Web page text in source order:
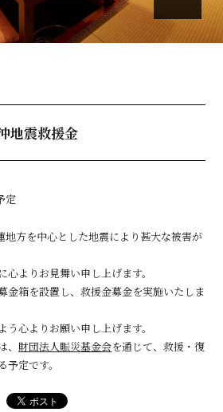
地震救援金
定
方を中心とした地震により甚大な被害が
よりお見舞い申し上げます。
金箱を設置し、救援金募金を実施いたしま
心よりお願い申し上げます。
財団法人賑災基金会を通じて、救援・復
定です。